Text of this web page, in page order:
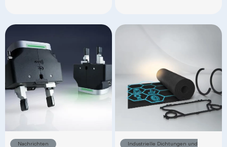
Nachrichten Industrielle Dichtungen und